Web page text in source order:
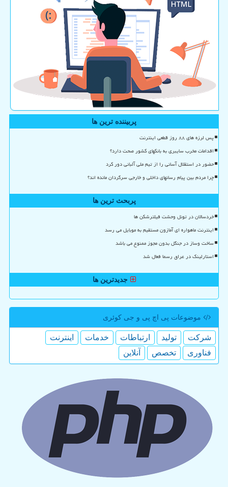
پربیننده ترین ها
پس لرزه های ۸۸ روز قطعی اینترنت
اقدامات مخرب سایبری به بانکهای کشور صحت دارد؟
حضور در استقلال آسانی را از تیم ملی آلبانی دور کرد
چرا مردم بین پیام رسانهای داخلی و خارجی سرگردان مانده اند؟
پربحث ترین ها
خردسالان در تونل وحشت فیلترشکن ها
اینترنت ماهواره ای آمازون مستقیم به موبایل می رسد
ساخت وساز در جنگل بدون مجوز ممنوع می باشد
استارلینک در عراق رسما فعال شد
جدیدترین ها
موضوعات پی اچ پی و جی كوئری
شركت تولید ارتباطات خدمات
اینترنت
فناوری
تخصص آنلاین